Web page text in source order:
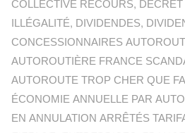
COLLECTIVE RECOURS,
ILLÉGALITÉ, DIVIDENDES,
CONCESSIONNAIRES
AUTOROUTIÈRE FRANCE
AUTOROUTE TROP CHER QUE
ÉCONOMIE ANNUELLE PAR
EN ANNULATION ARRÊTÉS